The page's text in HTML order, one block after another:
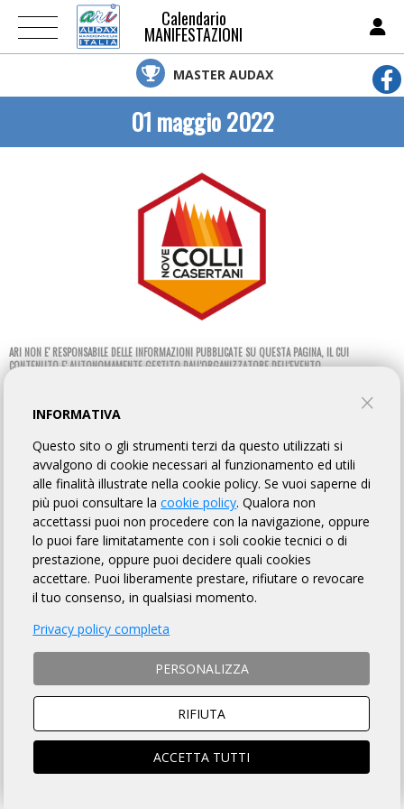
Calendario
MANIFESTAZIONI
MASTER AUDAX
01 maggio 2022
ARI NON E' RESPONSABILE DELLE INFORMAZIONI PUBBLICATE SU QUESTA PAGINA, IL CUI
CONTENUTO E' AUTONOMAMENTE GESTITO DALL'ORGANIZZATORE DELL'EVENTO.
NOVE COLLI CASERTANI
Hard Bike
INFORMAZIONI REGOLAMENTO
PUNTI DI CONTROLLO
ROADBOOK
MAPPA ISCRITTI 52 OMOLOGATI
3971 metri
TEMPO MASSIMO DOVE
INFORMATIVA
Questo sito o gli strumenti terzi da questo utilizzati si
avvalgono di cookie necessari al funzionamento ed utili
alle finalità illustrate nella cookie policy. Se vuoi saperne di
più puoi consultare lacookie policy. Qualora non
accettassi puoi non procedere con la navigazione, oppure
lo puoi fare limitatamente con i soli cookie tecnici o di
prestazione, oppure puoi decidere quali cookies
accettare. Puoi liberamente prestare, rifiutare o revocare
il tuo consenso, in qualsiasi momento.
Privacy policy completa
PERSONALIZZA
RIFIUTA
ACCETTA TUTTI